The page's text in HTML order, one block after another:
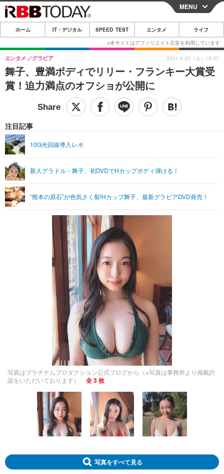
CLOSE
ホーム
IT・デジタル
IT・デジタルTOP スマートフォン
ネタ
ショッピング その他
SPEED TEST
エンタメTOP 映画・ドラマ
グラビア ブログ
ショッピング その他
ライフTOP
リリース一覧
プッシュ通知の停止方法
MENU
ホーム IT・デジタル SPEED TEST エンタメ ライフ
舞子、豊満ボディでリリー・フランキー大賞受
賞！迫力満点のオフショが公開に
エンタメ グラビア
注目記事
10G光回線導入レポ
新人グラドル・舞子、初DVDでHカップボディ弾ける！
“熊本の原石”が色気さく裂!Hカップ舞子、最新グラビアDVD発売！
2021.6.22（火）18:27
写真はプラチナムプロダクション公式ブログから（※写真は事務所より掲載許
諾をいただいております）
全 3 枚
写真をすべて見る